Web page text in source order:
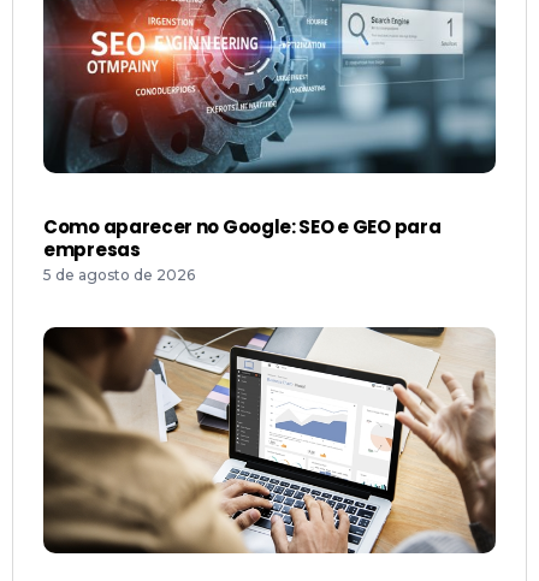
Como aparecer no Google: SEO e GEO para
empresas
5 de agosto de 2026